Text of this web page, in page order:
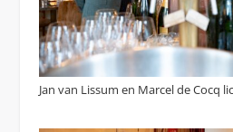
Jan van Lissum en Marcel de Cocq